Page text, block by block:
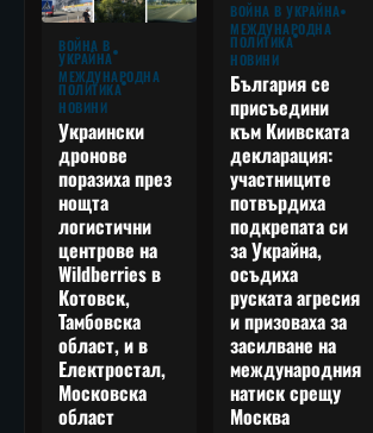
ВОЙНА В
УКРАЙНА
МЕЖДУНАРОДНА
ПОЛИТИКА
НОВИНИ
Украински
дронове
поразиха през
нощта
логистични
центрове на
Wildberries в
Котовск,
Тамбовска
област, и в
Електростал,
Московска
област
ВОЙНА В УКРАЙНА
МЕЖДУНАРОДНА
ПОЛИТИКА
НОВИНИ
България се
присъедини
към Киивската
декларация:
участниците
потвърдиха
подкрепата си
за Украйна,
осъдиха
руската агресия
и призоваха за
засилване на
международния
натиск срещу
Москва